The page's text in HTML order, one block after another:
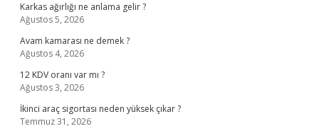
Karkas ağırlığı ne anlama gelir ?
Ağustos 5, 2026
Avam kamarası ne demek ?
Ağustos 4, 2026
12 KDV oranı var mı ?
Ağustos 3, 2026
İkinci araç sigortası neden yüksek çıkar ?
Temmuz 31, 2026